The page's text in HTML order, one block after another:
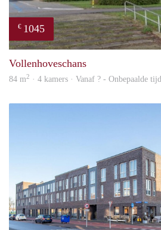
€ 1045
Vollenhoveschans
84 m2 · 4 kamers · Vanaf ? - Onbepaalde tijd